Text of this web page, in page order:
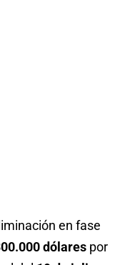
en fase
dólares por